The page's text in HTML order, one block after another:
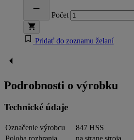
Počet
Pridať do zoznamu želaní
Podrobnosti o výrobku
Technické údaje
Označenie výrobcu
847 HSS
Poloha rozhrania
na strane stroja